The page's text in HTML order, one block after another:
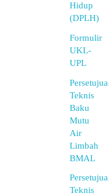
Hidup
(DPLH)
Formulir
UKL-
UPL
Teknis
Baku
Mutu
Air
Limbah
BMAL
Teknis